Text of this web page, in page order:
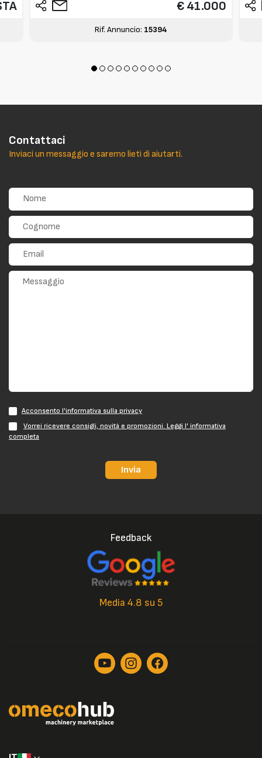
€ 41.000
Rif. Annuncio: 15394
Contattaci
Inviaci un messaggio e saremo lieti di aiutarti.
Acconsento l'informativa sulla privacy
Vorrei ricevere consigli, novità e promozioni. Leggi l' informativa
completa
Invia
Feedback
Media 4.8 su 5